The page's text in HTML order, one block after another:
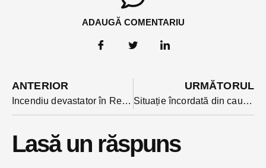
ADAUGĂ COMENTARIU
ANTERIOR
Incendiu devastator în Rebrișoara: au pierit 30 de miei și 50 de pui de găină (VIDEO)
URMĂTORUL
Situație încordată din cauza urșilor și în Bistrița-Bârgăului: un exemplar filmat pe când se plimba prin centru chiar pe lângă Primărie (video)
Lasă un răspuns